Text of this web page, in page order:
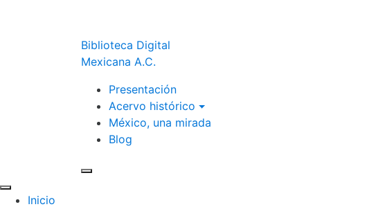
Biblioteca Digital
Mexicana A.C.
Presentación
Acervo histórico
México, una mirada
Blog
Inicio